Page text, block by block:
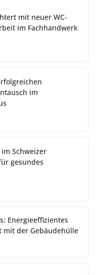
mit neuer WC-
im Fachhandwerk
im
Schweizer
gesundes
Energieeffizientes
mit der Gebäudehülle